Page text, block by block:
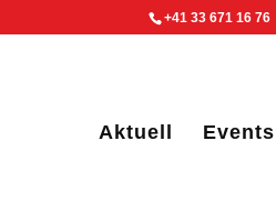
+41 33 671 16 76
Aktuell Events